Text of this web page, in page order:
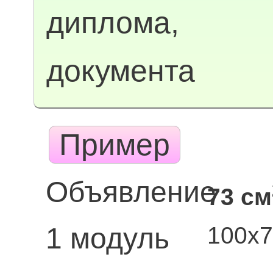
диплома,
документа
Пример
Объявление
1 модуль
73 см